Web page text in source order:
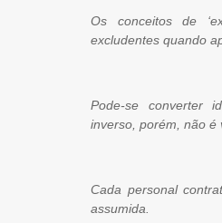
Os conceitos de
excludentes quando
Pode-se converter
inverso, porém, não é
Cada personal
assumida.